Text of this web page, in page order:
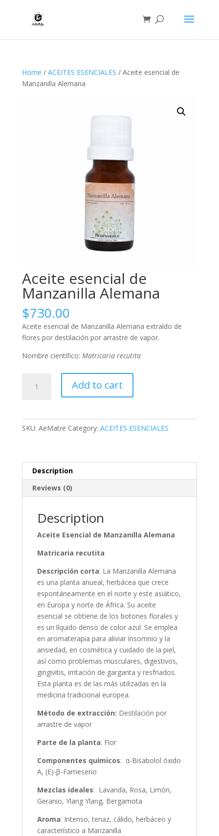
Home / ACEITES ESENCIALES / Aceite esencial de
Manzanilla Alemana
Aceite esencial de
Manzanilla Alemana
$730.00
Aceite esencial de Manzanilla Alemana extraído de
flores por destilación por arrastre de vapor.
Nombre científico: Matricaria recutita
esencial
Add to cart
SKU: AeMatre Category: ACEITES ESENCIALES
Description
Reviews (0)
Description
Aceite Esencial de Manzanilla Alemana
Matricaria recutita
Descripción corta: La Manzanilla Alemana
es una planta anueal, herbácea que crece
espontáneamente en el norte y este asiático,
en Europa y norte de África. Su aceite
esencial se obtiene de los botones florales y
es un líquido denso de color azul. Se emplea
en aromaterapia para aliviar insomnio y la
ansiedad, en cosmética y cuidado de la piel,
así como problemas musculares, digestivos,
gingivitis, irritación de garganta y resfriados.
Esta planta es de las más utilizadas en la
medicina tradicional europea.
Método de extracción: Destilación por
arrastre de vapor
Parte de la planta: Flor
Componentes químicos: α-Bisabolol óxido
A, (E)-β-Farneseno
Mezclas ideales: Lavanda, Rosa, Limón,
Geranio, Ylang Ylang, Bergamota
Aroma: Intenso, tenaz, cálido, herbáceo y
característico a Manzanilla